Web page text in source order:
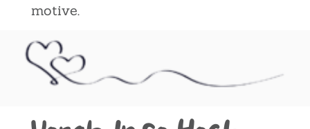
mo­ti­ve.